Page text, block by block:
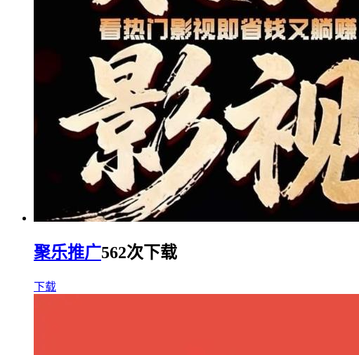
聚乐推广562次下载
下载